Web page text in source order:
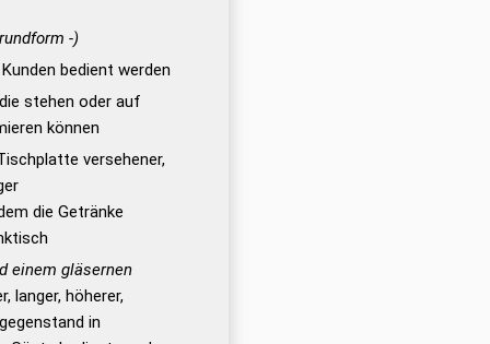
-)
bedient werden
stehen oder auf
können
versehener,
die Getränke
einem gläsernen
langer, höherer,
in